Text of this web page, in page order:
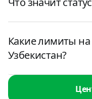
Какие лимиты на
Узбекистан?